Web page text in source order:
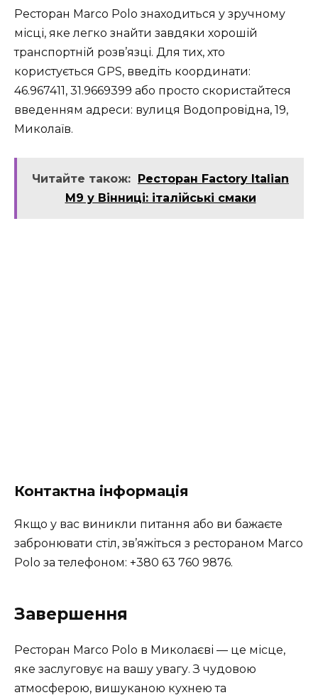
Ресторан Marco Polo знаходиться у зручному
місці, яке легко знайти завдяки хорошій
транспортній розв’язці. Для тих, хто
користується GPS, введіть координати:
46.967411, 31.9669399 або просто скористайтеся
введенням адреси: вулиця Водопровідна, 19,
Миколаїв.
Читайте також:
Ресторан Factory Italian
M9 у Вінниці: італійські смаки
Контактна інформація
Якщо у вас виникли питання або ви бажаєте
забронювати стіл, зв’яжіться з рестораном Marco
Polo за телефоном: +380 63 760 9876.
Завершення
Ресторан Marco Polo в Миколаєві — це місце,
яке заслуговує на вашу увагу. З чудовою
атмосферою, вишуканою кухнею та